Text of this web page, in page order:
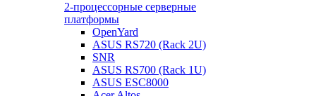
2-процессорные серверные
платформы
OpenYard
ASUS RS720 (Rack 2U)
SNR
ASUS RS700 (Rack 1U)
ASUS ESC8000